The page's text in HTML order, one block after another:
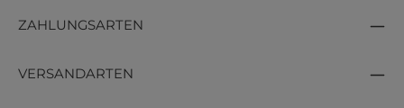
ZAHLUNGSARTEN
VERSANDARTEN